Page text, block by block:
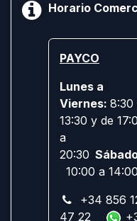
Horario
PAYCO
Lunes a
Viernes: 8:30
13:30 y de
a
20:30
10:00 a 14:00
+34 856
47 22